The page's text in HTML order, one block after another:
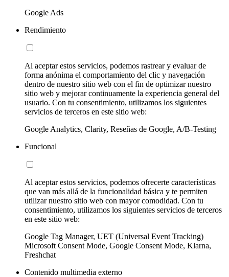
Google Ads
Rendimiento
Al aceptar estos servicios, podemos rastrear y evaluar de
forma anónima el comportamiento del clic y navegación
dentro de nuestro sitio web con el fin de optimizar nuestro
sitio web y mejorar continuamente la experiencia general del
usuario. Con tu consentimiento, utilizamos los siguientes
servicios de terceros en este sitio web:
Google Analytics, Clarity, Reseñas de Google, A/B-Testing
Funcional
Al aceptar estos servicios, podemos ofrecerte características
que van más allá de la funcionalidad básica y te permiten
utilizar nuestro sitio web con mayor comodidad. Con tu
consentimiento, utilizamos los siguientes servicios de terceros
en este sitio web:
Google Tag Manager, UET (Universal Event Tracking)
Microsoft Consent Mode, Google Consent Mode, Klarna,
Freshchat
Contenido multimedia externo